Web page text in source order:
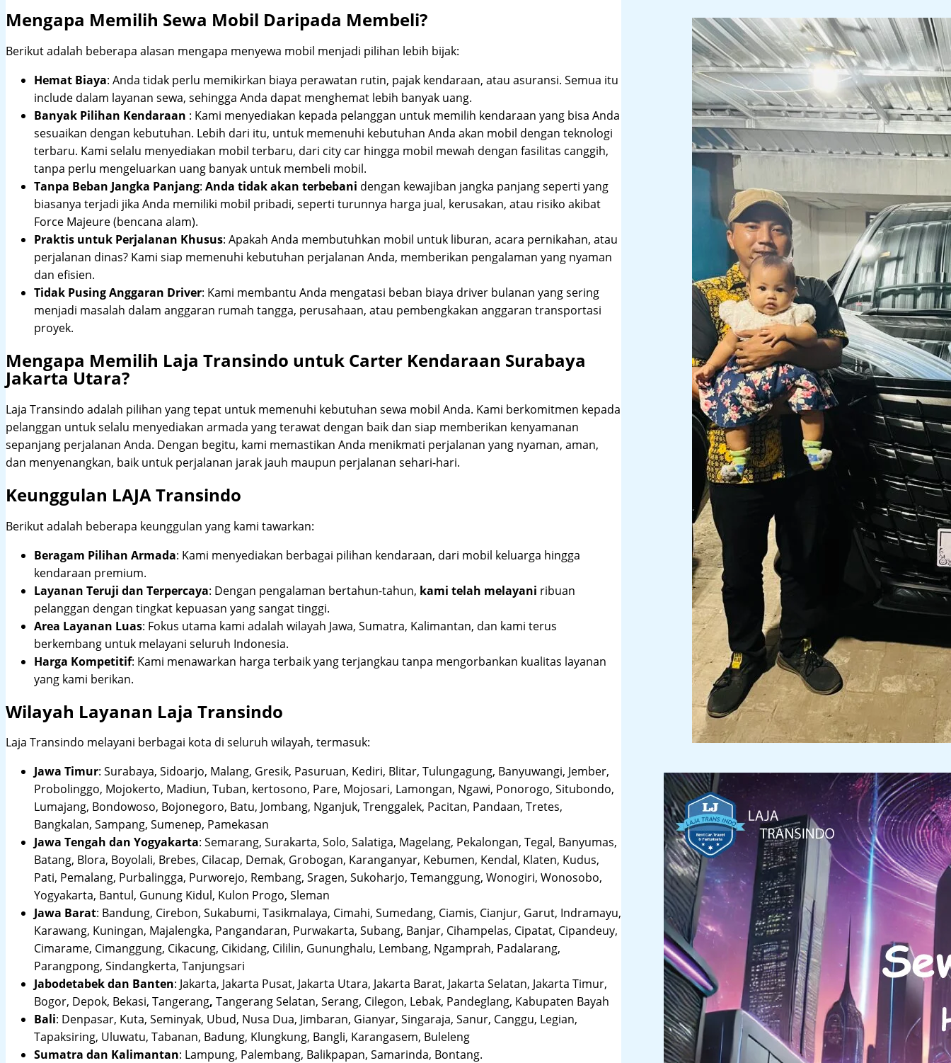
Mengapa Memilih Sewa Mobil Daripada Membeli?
Berikut adalah beberapa alasan mengapa menyewa mobil menjadi pilihan lebih bijak:
Hemat Biaya: Anda tidak perlu memikirkan biaya perawatan rutin, pajak kendaraan, atau asuransi. Semua itu
include dalam layanan sewa, sehingga Anda dapat menghemat lebih banyak uang.
Banyak Pilihan Kendaraan : Kami menyediakan kepada pelanggan untuk memilih kendaraan yang bisa Anda
sesuaikan dengan kebutuhan. Lebih dari itu, untuk memenuhi kebutuhan Anda akan mobil dengan teknologi
terbaru. Kami selalu menyediakan mobil terbaru, dari city car hingga mobil mewah dengan fasilitas canggih,
tanpa perlu mengeluarkan uang banyak untuk membeli mobil.
Tanpa Beban Jangka Panjang: Anda tidak akan terbebani dengan kewajiban jangka panjang seperti yang
biasanya terjadi jika Anda memiliki mobil pribadi, seperti turunnya harga jual, kerusakan, atau risiko akibat
Force Majeure (bencana alam).
Praktis untuk Perjalanan Khusus: Apakah Anda membutuhkan mobil untuk liburan, acara pernikahan, atau
perjalanan dinas? Kami siap memenuhi kebutuhan perjalanan Anda, memberikan pengalaman yang nyaman
dan efisien.
Tidak Pusing Anggaran Driver: Kami membantu Anda mengatasi beban biaya driver bulanan yang sering
menjadi masalah dalam anggaran rumah tangga, perusahaan, atau pembengkakan anggaran transportasi
proyek.
Mengapa Memilih Laja Transindo untuk Carter Kendaraan Surabaya
Jakarta Utara?
Laja Transindo adalah pilihan yang tepat untuk memenuhi kebutuhan sewa mobil Anda. Kami berkomitmen kepada
pelanggan untuk selalu menyediakan armada yang terawat dengan baik dan siap memberikan kenyamanan
sepanjang perjalanan Anda. Dengan begitu, kami memastikan Anda menikmati perjalanan yang nyaman, aman,
dan menyenangkan, baik untuk perjalanan jarak jauh maupun perjalanan sehari-hari.
Keunggulan LAJA Transindo
Berikut adalah beberapa keunggulan yang kami tawarkan:
Beragam Pilihan Armada: Kami menyediakan berbagai pilihan kendaraan, dari mobil keluarga hingga
kendaraan premium.
Layanan Teruji dan Terpercaya: Dengan pengalaman bertahun-tahun, kami telah melayani ribuan
pelanggan dengan tingkat kepuasan yang sangat tinggi.
Area Layanan Luas: Fokus utama kami adalah wilayah Jawa, Sumatra, Kalimantan, dan kami terus
berkembang untuk melayani seluruh Indonesia.
Harga Kompetitif: Kami menawarkan harga terbaik yang terjangkau tanpa mengorbankan kualitas layanan
yang kami berikan.
Wilayah Layanan Laja Transindo
Laja Transindo melayani berbagai kota di seluruh wilayah, termasuk:
Jawa Timur: Surabaya, Sidoarjo, Malang, Gresik, Pasuruan, Kediri, Blitar, Tulungagung, Banyuwangi, Jember,
Probolinggo, Mojokerto, Madiun, Tuban, kertosono, Pare, Mojosari, Lamongan, Ngawi, Ponorogo, Situbondo,
Lumajang, Bondowoso, Bojonegoro, Batu, Jombang, Nganjuk, Trenggalek, Pacitan, Pandaan, Tretes,
Bangkalan, Sampang, Sumenep, Pamekasan
Jawa Tengah dan Yogyakarta: Semarang, Surakarta, Solo, Salatiga, Magelang, Pekalongan, Tegal, Banyumas,
Batang, Blora, Boyolali, Brebes, Cilacap, Demak, Grobogan, Karanganyar, Kebumen, Kendal, Klaten, Kudus,
Pati, Pemalang, Purbalingga, Purworejo, Rembang, Sragen, Sukoharjo, Temanggung, Wonogiri, Wonosobo,
Yogyakarta, Bantul, Gunung Kidul, Kulon Progo, Sleman
Jawa Barat: Bandung, Cirebon, Sukabumi, Tasikmalaya, Cimahi, Sumedang, Ciamis, Cianjur, Garut, Indramayu,
Karawang, Kuningan, Majalengka, Pangandaran, Purwakarta, Subang, Banjar, Cihampelas, Cipatat, Cipandeuy,
Cimarame, Cimanggung, Cikacung, Cikidang, Cililin, Gununghalu, Lembang, Ngamprah, Padalarang,
Parangpong, Sindangkerta, Tanjungsari
Jabodetabek dan Banten: Jakarta, Jakarta Pusat, Jakarta Utara, Jakarta Barat, Jakarta Selatan, Jakarta Timur,
Bogor, Depok, Bekasi, Tangerang, Tangerang Selatan, Serang, Cilegon, Lebak, Pandeglang, Kabupaten Bayah
Bali: Denpasar, Kuta, Seminyak, Ubud, Nusa Dua, Jimbaran, Gianyar, Singaraja, Sanur, Canggu, Legian,
Tapaksiring, Uluwatu, Tabanan, Badung, Klungkung, Bangli, Karangasem, Buleleng
Sumatra dan Kalimantan: Lampung, Palembang, Balikpapan, Samarinda, Bontang.